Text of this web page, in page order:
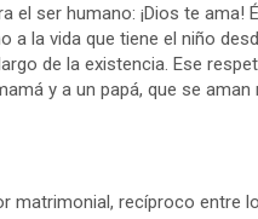
el ser humano: ¡Dios te
a la vida que tiene el niño
de la existencia. Ese
y a un papá, que se
matrimonial, recíproco entre